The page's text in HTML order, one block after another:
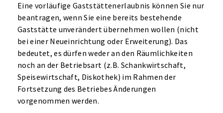
Eine vorläufige Gaststättenerlaubnis können Sie nur
beantragen, wenn Sie eine bereits bestehende
Gaststätte unverändert übernehmen wollen (nicht
bei einer Neueinrichtung oder Erweiterung). Das
bedeutet, es dürfen weder an den Räumlichkeiten
noch an der Betriebsart (z.B. Schankwirtschaft,
Speisewirtschaft, Diskothek) im Rahmen der
Fortsetzung des Betriebes Änderungen
vorgenommen werden.